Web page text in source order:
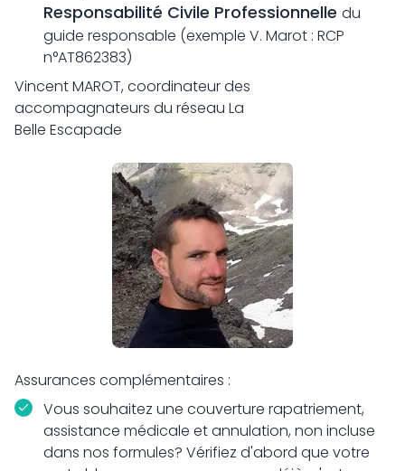
Responsabilité Civile Professionnelle du
guide responsable (exemple V. Marot : RCP
n°AT862383)
Vincent MAROT, coordinateur des
accompagnateurs du réseau La
Belle Escapade
Assurances complémentaires :
Vous souhaitez une couverture rapatriement,
assistance médicale et annulation, non incluse
dans nos formules? Vérifiez d'abord que votre